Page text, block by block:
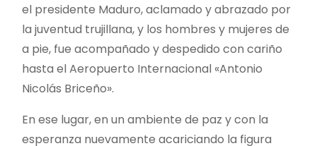
el presidente Maduro, aclamado y abrazado por
la juventud trujillana, y los hombres y mujeres de
a pie, fue acompañado y despedido con cariño
hasta el Aeropuerto Internacional «Antonio
Nicolás Briceño».
En ese lugar, en un ambiente de paz y con la
esperanza nuevamente acariciando la figura